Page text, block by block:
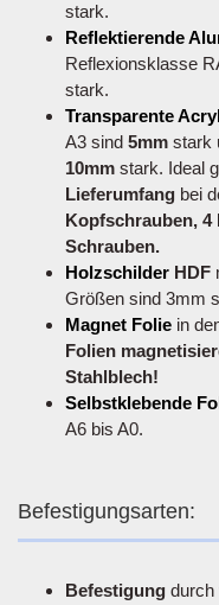
stark.
Reflektierende
Reflexionsklasse
stark.
Transparente
A3 sind 5mm stark
10mm stark. Ideal
Lieferumfang bei
Kopfschrauben, 4
Schrauben.
Holzschilder HDF
Größen sind 3mm
Magnet Folie in
Folien
Stahlblech!
Selbstklebende
A6 bis A0.
Befestigungsarten:
Befestigung durch